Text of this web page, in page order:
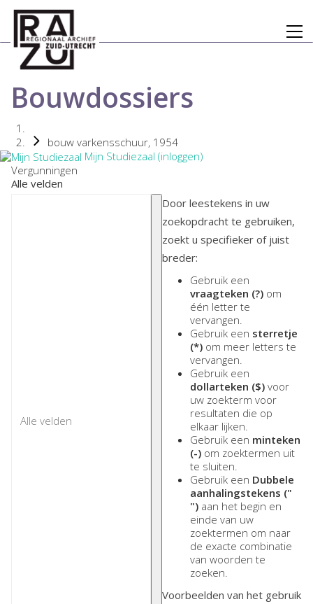
Bouwdossiers
bouw varkensschuur, 1954
Mijn Studiezaal (inloggen)
Vergunningen
Alle velden
Door leestekens in uw
zoekopdracht te gebruiken,
zoekt u specifieker of juist
breder:
Gebruik een
vraagteken (?) om
één letter te
vervangen.
Gebruik een sterretje
(*) om meer letters te
vervangen.
Gebruik een
dollarteken ($) voor
uw zoekterm voor
resultaten die op
elkaar lijken.
Gebruik een minteken
(-) om zoektermen uit
te sluiten.
Gebruik een Dubbele
aanhalingstekens ("
") aan het begin en
einde van uw
zoektermen om naar
de exacte combinatie
van woorden te
zoeken.
Voorbeelden van het gebruik